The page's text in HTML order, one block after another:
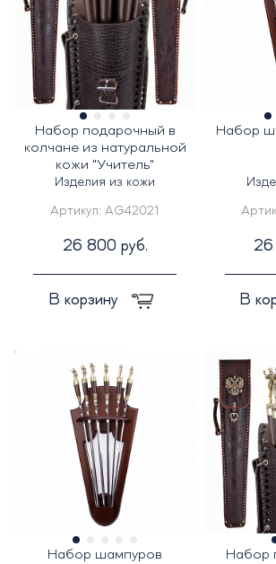
Набор подарочный в
колчане из натуральной
кожи "Учитель"
Изделия из кожи
Артикул:AG42021
26 800 руб.
В корзину
Набор
26
В
Набор шампуров
Набор